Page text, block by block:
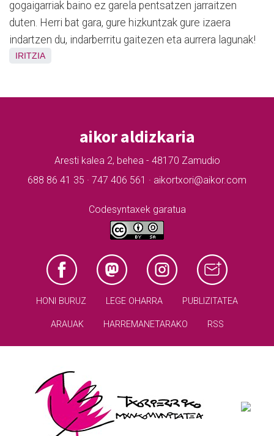
gogaigarriak baino ez garela pentsatzen jarraitzen
duten. Herri bat gara, gure hizkuntzak gure izaera
indartzen du, indarberritu gaitezen eta aurrera lagunak!
IRITZIA
aikor aldizkaria
Aresti kalea 2, behea - 48170 Zamudio
688 86 41 35 · 747 406 561 · aikortxori@aikor.com
Codesyntaxek garatua
HONI BURUZ LEGE OHARRA PUBLIZITATEA
ARAUAK HARREMANETARAKO RSS